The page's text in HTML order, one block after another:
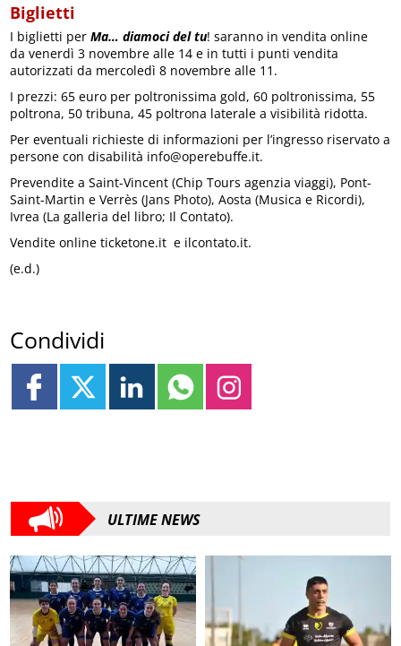
Biglietti
I biglietti perMa… diamoci del tu! saranno in vendita online
da venerdì 3 novembre alle 14 e in tutti i punti vendita
autorizzati da mercoledì 8 novembre alle 11.
I prezzi: 65 euro per poltronissima gold, 60 poltronissima, 55
poltrona, 50 tribuna, 45 poltrona laterale a visibilità ridotta.
Per eventuali richieste di informazioni per l’ingresso riservato a
persone con disabilità info@operebuffe.it.
Prevendite a Saint-Vincent (Chip Tours agenzia viaggi), Pont-
Saint-Martin e Verrès (Jans Photo), Aosta (Musica e Ricordi),
Ivrea (La galleria del libro; Il Contato).
Vendite online ticketone.it e ilcontato.it.
(e.d.)
Condividi
ULTIME NEWS